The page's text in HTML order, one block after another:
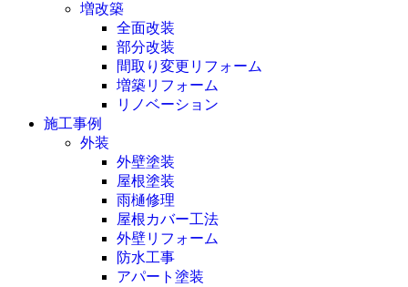
増改築
全面改装
部分改装
間取り変更リフォーム
増築リフォーム
リノベーション
施工事例
外装
外壁塗装
屋根塗装
雨樋修理
屋根カバー工法
外壁リフォーム
防水工事
アパート塗装